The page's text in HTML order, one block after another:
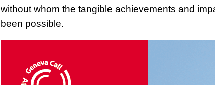
without whom the tangible achievements and
been possible.